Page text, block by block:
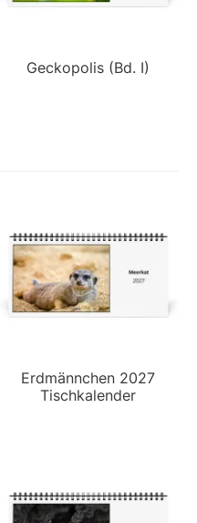
Geckopolis (Bd. I)
Erdmännchen 2027
Tischkalender